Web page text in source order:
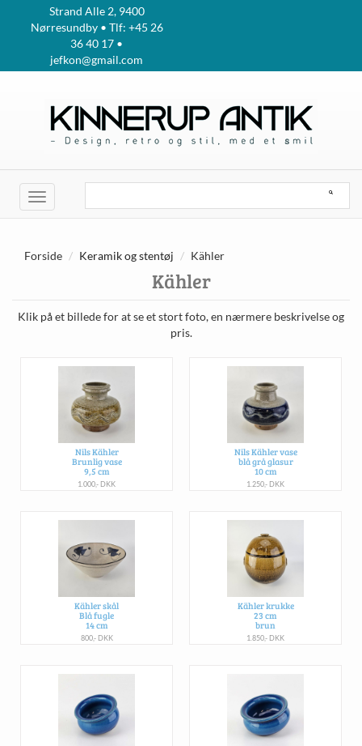
Strand Alle 2, 9400
Nørresundby • Tlf: +45 26
36 40 17 •
jefkon@gmail.com
Toggle
navigation
Forside Keramik og stentøj Kähler
Kähler
Klik på et billede for at se et stort foto, en nærmere beskrivelse og
pris.
Nils Kähler
Brunlig vase
9,5 cm
1.000,- DKK
Nils Kähler vase
blå grå glasur
10 cm
1.250,- DKK
Kähler skål
Blå fugle
14 cm
800,- DKK
Kähler krukke
23 cm
brun
1.850,- DKK